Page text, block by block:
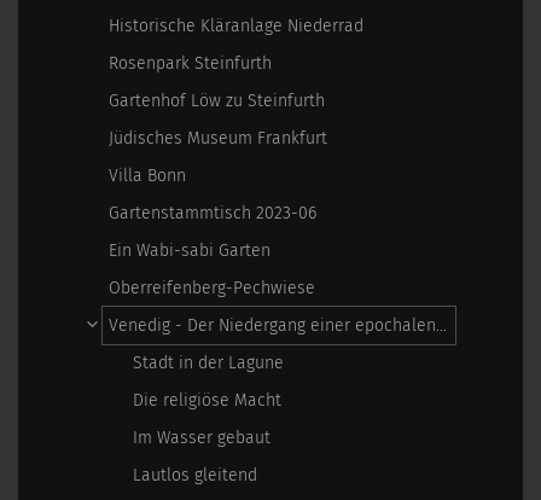
Historische Kläranlage Niederrad
Rosenpark Steinfurth
Gartenhof Löw zu Steinfurth
Jüdisches Museum Frankfurt
Villa Bonn
Gartenstammtisch 2023-06
Ein Wabi-sabi Garten
Oberreifenberg-Pechwiese
Venedig - Der Niedergang einer epochalen Macht
Stadt in der Lagune
Die religiöse Macht
Im Wasser gebaut
Lautlos gleitend